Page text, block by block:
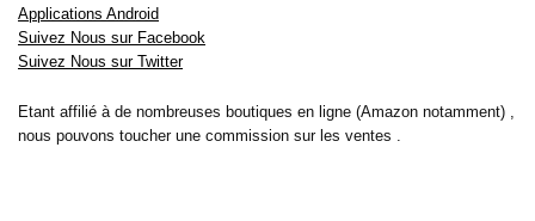
Applications Android
Suivez Nous sur Facebook
Suivez Nous sur Twitter
Etant affilié à de nombreuses boutiques en ligne (Amazon notamment) ,
nous pouvons toucher une commission sur les ventes .